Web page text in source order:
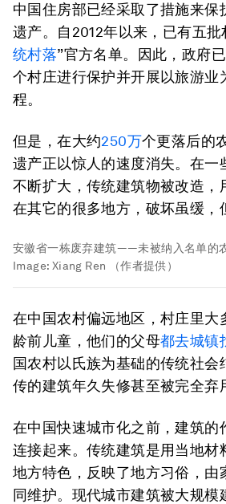
中国住房部已经采取了措施来保
遗产。自2012年以来，已有五批
统村落”官方名单。因此，政府
个村庄进行保护并开展以旅游业
程。
但是，在大约250万个更落后的
遗产正以惊人的速度消失。在一
不断扩大，传统建筑物被改造，
在其它的很多地方，破坏虽缓，
安徽省一栋废弃建筑——未被纳入名单的
Image: Xiang Ren （作者提供）
在中国农村偏远地区，村庄里大
龄前儿童，他们的父母都去城镇
国农村以氏族为基础的传统社会
传的建筑年久失修甚至被完全弃
在中国快速城市化之前，建筑的
连接起来。传统建筑是用当地材
地方特色，反映了地方习俗，由
同维护。现代城市建筑被大规模